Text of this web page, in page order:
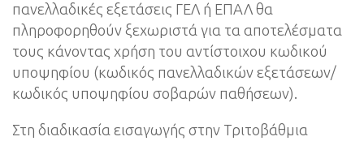
πανελλαδικές εξετάσεις ΓΕΛ ή ΕΠΑΛ θα
πληροφορηθούν ξεχωριστά για τα αποτελέσματα
τους κάνοντας χρήση του αντίστοιχου κωδικού
υποψηφίου (κωδικός πανελλαδικών εξετάσεων/
κωδικός υποψηφίου σοβαρών παθήσεων).
Στη διαδικασία εισαγωγής στην Τριτοβάθμια